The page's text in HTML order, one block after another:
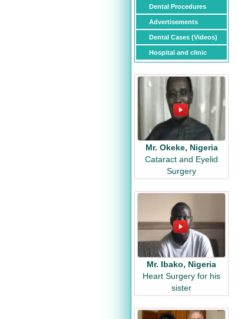
Dental Procedures
Advertisements
Dental Cases (Videos)
Hospital and clinic
Mr. Okeke, Nigeria
Cataract and Eyelid
Surgery
Mr. Ibako, Nigeria
Heart Surgery for his
sister